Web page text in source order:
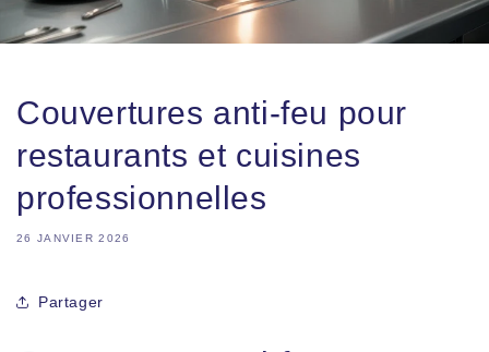
Couvertures anti-feu pour
restaurants et cuisines
professionnelles
26 JANVIER 2026
Partager